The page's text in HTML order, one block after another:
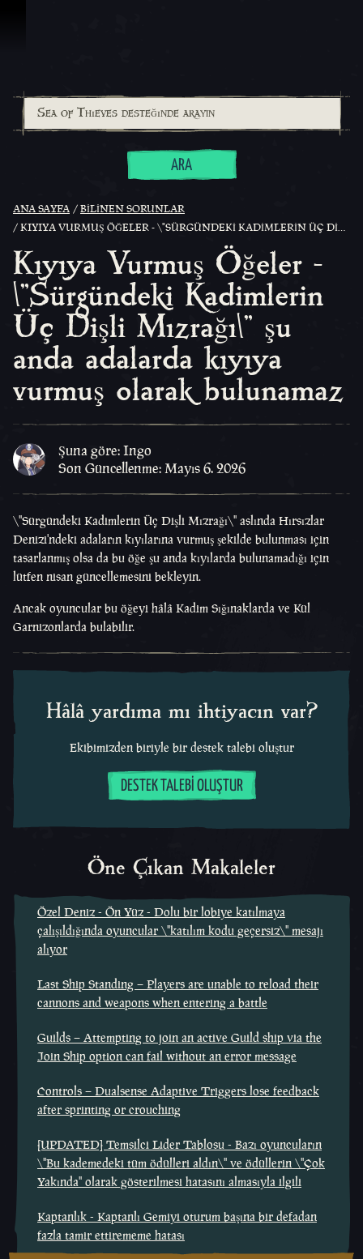
ARA
ANA SAYFA
BILINEN SORUNLAR
KIYIYA VURMUŞ ÖĞELER - \"SÜRGÜNDEKI KADIMLERIN ÜÇ DIŞLI MIZRAĞI\" ŞU ANDA ADALARDA KIYIYA VURMUŞ OLARAK BULUNAMAZ
Kıyıya Vurmuş Öğeler -
\"Sürgündeki Kadimlerin
Üç Dişli Mızrağı\" şu
anda adalarda kıyıya
vurmuş olarak bulunamaz
Şuna göre: Ingo
Son Güncellenme: Mayıs 6. 2026
\"Sürgündeki Kadimlerin Üç Dişli Mızrağı\" aslında Hırsızlar
Denizi'ndeki adaların kıyılarına vurmuş şekilde bulunması için
tasarlanmış olsa da bu öğe şu anda kıyılarda bulunamadığı için
lütfen nisan güncellemesini bekleyin.
Ancak oyuncular bu öğeyi hâlâ Kadim Sığınaklarda ve Kül
Garnizonlarda bulabilir.
Hâlâ yardıma mı ihtiyacın var?
Ekibimizden biriyle bir destek talebi oluştur
DESTEK TALEBI OLUŞTUR
Öne Çıkan Makaleler
Özel Deniz - Ön Yüz - Dolu bir lobiye katılmaya
çalışıldığında oyuncular \"katılım kodu geçersiz\" mesajı
alıyor
Last Ship Standing – Players are unable to reload their
cannons and weapons when entering a battle
Guilds – Attempting to join an active Guild ship via the
Join Ship option can fail without an error message
Controls – Dualsense Adaptive Triggers lose feedback
after sprinting or crouching
[UPDATED] Temsilci Lider Tablosu - Bazı oyuncuların
\"Bu kademedeki tüm ödülleri aldın\" ve ödüllerin \"Çok
Yakında" olarak gösterilmesi hatasını almasıyla ilgili
Kaptanlık - Kaptanlı Gemiyi oturum başına bir defadan
fazla tamir ettirememe hatası